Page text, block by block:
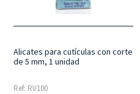
Alicates para cutículas con corte
de 5 mm, 1 unidad
Ref: RV100